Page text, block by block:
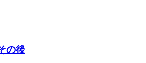
の後